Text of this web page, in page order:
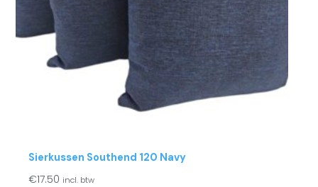
Sierkussen Southend 120 Navy
€17.50 incl. btw